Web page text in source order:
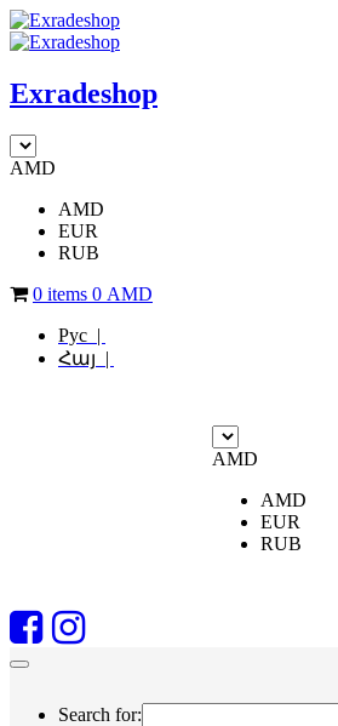
Exradeshop
AMD
AMD
EUR
RUB
0 items 0 AMD
Рус |
Հայ |
AMD
AMD
EUR
RUB
Search for: